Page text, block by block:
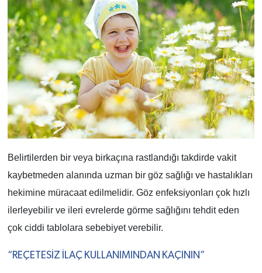
Belirtilerden bir veya birkaçına rastlandığı takdirde vakit
kaybetmeden alanında uzman bir göz sağlığı ve hastalıkları
hekimine müracaat edilmelidir. Göz enfeksiyonları çok hızlı
ilerleyebilir ve ileri evrelerde görme sağlığını tehdit eden
çok ciddi tablolara sebebiyet verebilir.
“REÇETESİZ İLAÇ KULLANIMINDAN KAÇININ”